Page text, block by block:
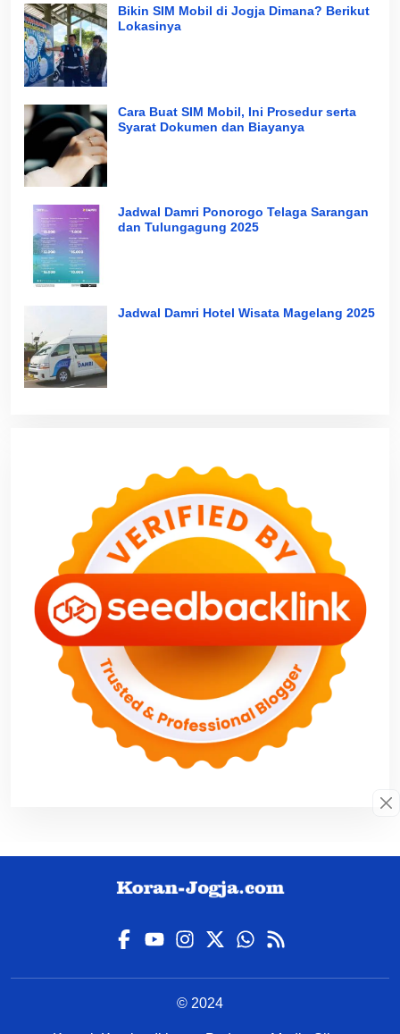
Bikin SIM Mobil di Jogja Dimana? Berikut
Lokasinya
Cara Buat SIM Mobil, Ini Prosedur serta
Syarat Dokumen dan Biayanya
Jadwal Damri Ponorogo Telaga Sarangan
dan Tulungagung 2025
Jadwal Damri Hotel Wisata Magelang 2025
© 2024